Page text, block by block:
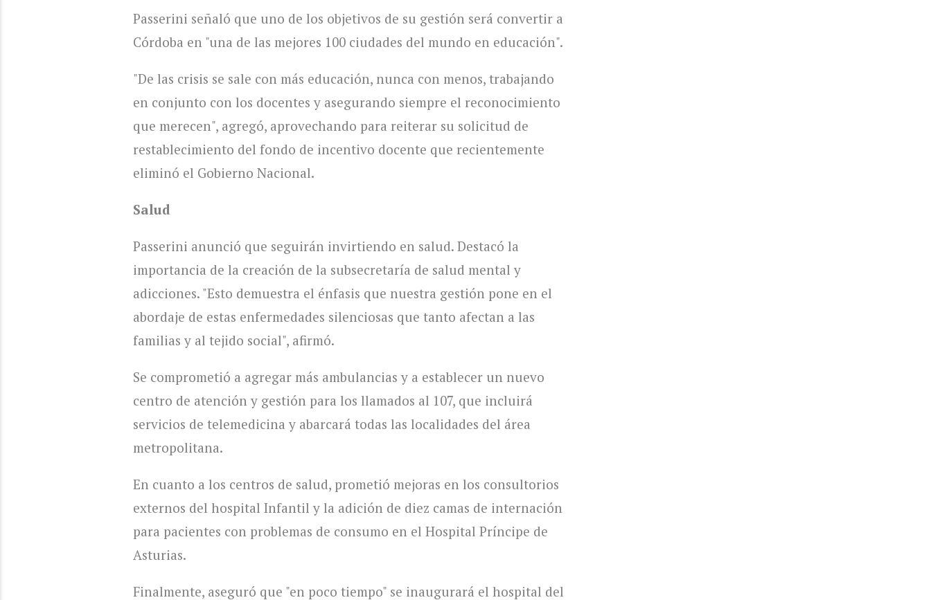
Passerini señaló que uno de los objetivos de su gestión será convertir a
Córdoba en "una de las mejores 100 ciudades del mundo en educación".
"De las crisis se sale con más educación, nunca con menos, trabajando
en conjunto con los docentes y asegurando siempre el reconocimiento
que merecen", agregó, aprovechando para reiterar su solicitud de
restablecimiento del fondo de incentivo docente que recientemente
eliminó el Gobierno Nacional.
Salud
Passerini anunció que seguirán invirtiendo en salud. Destacó la
importancia de la creación de la subsecretaría de salud mental y
adicciones. "Esto demuestra el énfasis que nuestra gestión pone en el
abordaje de estas enfermedades silenciosas que tanto afectan a las
familias y al tejido social", afirmó.
Se comprometió a agregar más ambulancias y a establecer un nuevo
centro de atención y gestión para los llamados al 107, que incluirá
servicios de telemedicina y abarcará todas las localidades del área
metropolitana.
En cuanto a los centros de salud, prometió mejoras en los consultorios
externos del hospital Infantil y la adición de diez camas de internación
para pacientes con problemas de consumo en el Hospital Príncipe de
Asturias.
Finalmente, aseguró que "en poco tiempo" se inaugurará el hospital del